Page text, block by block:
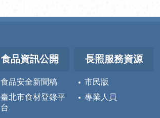
食品資訊公開
食品安全新聞稿
臺北市食材登錄平
台
長照服務資源
市民版
專業人員